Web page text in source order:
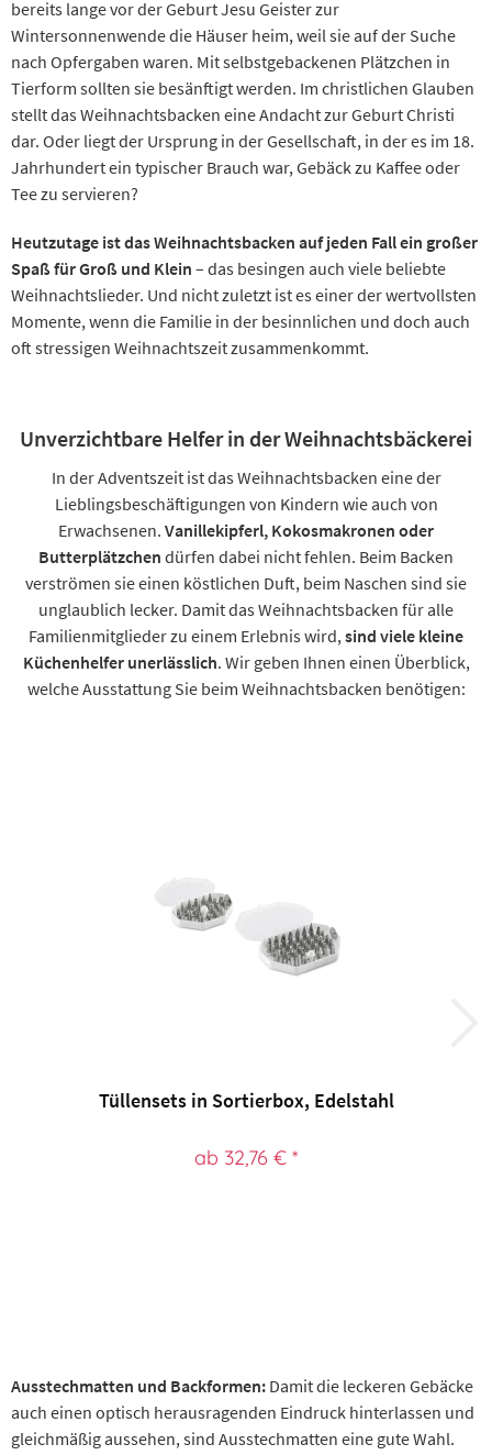
bereits lange vor der Geburt Jesu Geister zur
Wintersonnenwende die Häuser heim, weil sie auf der Suche
nach Opfergaben waren. Mit selbstgebackenen Plätzchen in
Tierform sollten sie besänftigt werden. Im christlichen Glauben
stellt das Weihnachtsbacken eine Andacht zur Geburt Christi
dar. Oder liegt der Ursprung in der Gesellschaft, in der es im 18.
Jahrhundert ein typischer Brauch war, Gebäck zu Kaffee oder
Tee zu servieren?
Heutzutage ist das Weihnachtsbacken auf jeden Fall ein großer
Spaß für Groß und Klein – das besingen auch viele beliebte
Weihnachtslieder. Und nicht zuletzt ist es einer der wertvollsten
Momente, wenn die Familie in der besinnlichen und doch auch
oft stressigen Weihnachtszeit zusammenkommt.
Unverzichtbare Helfer in der Weihnachtsbäckerei
In der Adventszeit ist das Weihnachtsbacken eine der
Lieblingsbeschäftigungen von Kindern wie auch von
Erwachsenen. Vanillekipferl, Kokosmakronen oder
Butterplätzchen dürfen dabei nicht fehlen. Beim Backen
verströmen sie einen köstlichen Duft, beim Naschen sind sie
unglaublich lecker. Damit das Weihnachtsbacken für alle
Familienmitglieder zu einem Erlebnis wird, sind viele kleine
Küchenhelfer unerlässlich. Wir geben Ihnen einen Überblick,
welche Ausstattung Sie beim Weihnachtsbacken benötigen:
Tüllensets in Sortierbox, Edelstahl
ab 32,76 € *
Ausstechmatten und Backformen: Damit die leckeren Gebäcke
auch einen optisch herausragenden Eindruck hinterlassen und
gleichmäßig aussehen, sind Ausstechmatten eine gute Wahl.